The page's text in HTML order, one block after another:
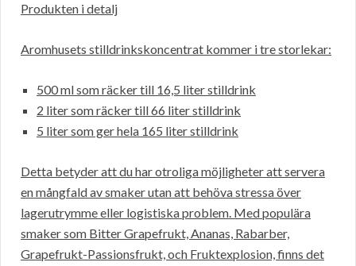
Produkten i detalj
Aromhusets stilldrinkskoncentrat kommer i tre storlekar:
500 ml som räcker till 16,5 liter stilldrink
2 liter som räcker till 66 liter stilldrink
5 liter som ger hela 165 liter stilldrink
Detta betyder att du har otroliga möjligheter att servera
en mångfald av smaker utan att behöva stressa över
lagerutrymme eller logistiska problem. Med populära
smaker som Bitter Grapefrukt, Ananas, Rabarber,
Grapefrukt-Passionsfrukt, och Fruktexplosion, finns det